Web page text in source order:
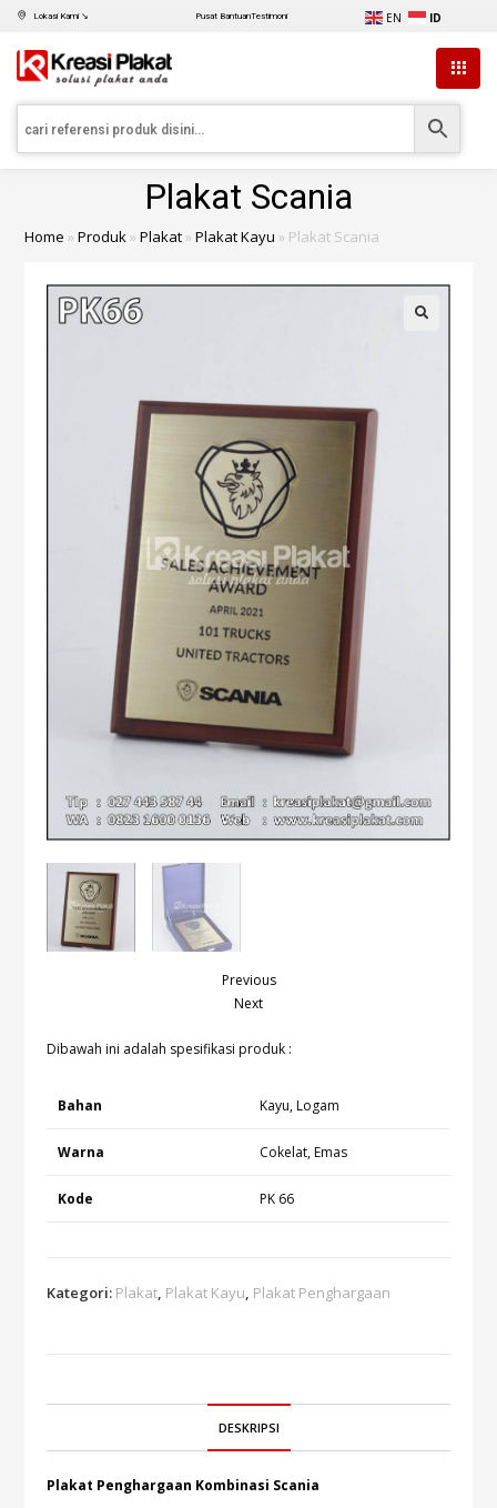
Lokasi Kami ↘ Pusat BantuanTestimoni EN ID
Plakat Scania
Home »Produk»Plakat»Plakat Kayu » Plakat Scania
Previous
Next
Dibawah ini adalah spesifikasi produk :
Bahan Kayu, Logam
Warna Cokelat, Emas
Kode PK 66
Kategori: Plakat, Plakat Kayu, Plakat Penghargaan
DESKRIPSI
Plakat Penghargaan Kombinasi Scania